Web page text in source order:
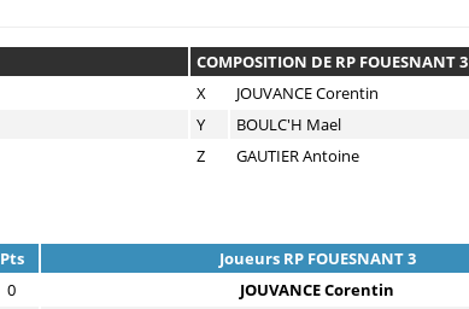
COMPOSITION DE RP FOUESNANT 3
X JOUVANCE Corentin
Y BOULC'H Mael
Z GAUTIER Antoine
Pts Joueurs RP FOUESNANT 3
0 JOUVANCE Corentin